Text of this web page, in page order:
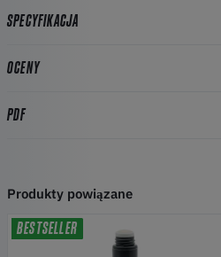
SPECYFIKACJA
OCENY
PDF
Produkty powiązane
BESTSELLER